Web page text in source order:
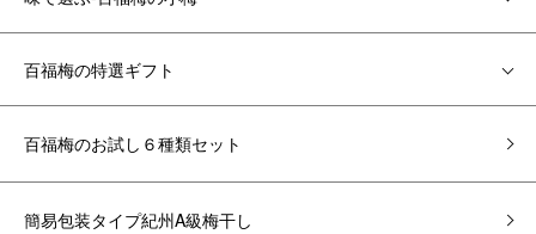
百福梅の特選ギフト
百福梅のお試し６種類セット
簡易包装タイプ紀州A級梅干し